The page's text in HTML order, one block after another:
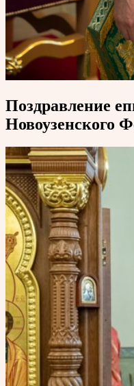
Поздравление
Новоузенского